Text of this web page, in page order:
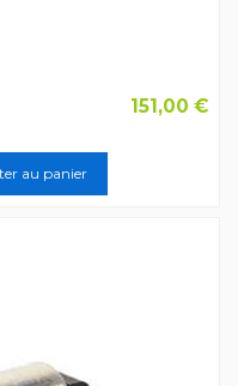
151,00 €
au panier